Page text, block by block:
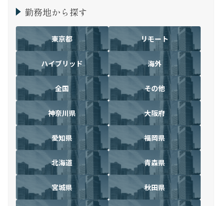
勤務地から探す
東京都 リモート
ハイブリッド 海外
全国 その他
神奈川県 大阪府
愛知県 福岡県
北海道 青森県
宮城県 秋田県